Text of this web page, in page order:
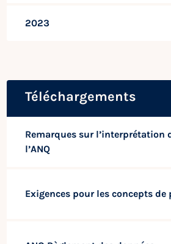
2023
Téléchargements
Remarques sur l’interprétation
l’ANQ
Exigences pour les concepts de